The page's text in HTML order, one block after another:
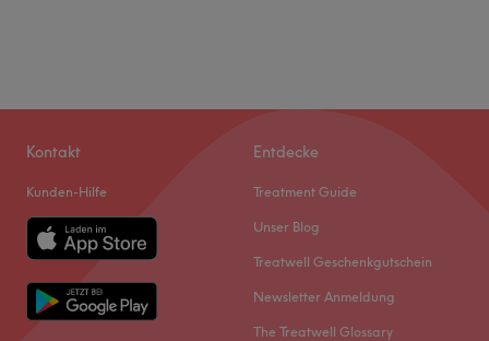
Kontakt
Kunden-Hilfe
Entdecke
Treatment Guide
Unser Blog
Treatwell Geschenkgutschein
Newsletter Anmeldung
The Treatwell Glossary